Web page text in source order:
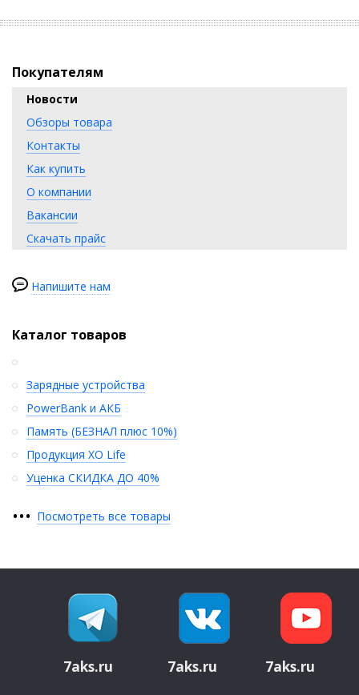
Покупателям
Новости
Обзоры товара
Контакты
Как купить
О компании
Вакансии
Скачать прайс
Напишите нам
Каталог товаров
Зарядные устройства
PowerBank и АКБ
Память (БЕЗНАЛ плюс 10%)
Продукция XO Life
Уценка СКИДКА ДО 40%
••• Посмотреть все товары
7aks.ru 7aks.ru 7aks.ru